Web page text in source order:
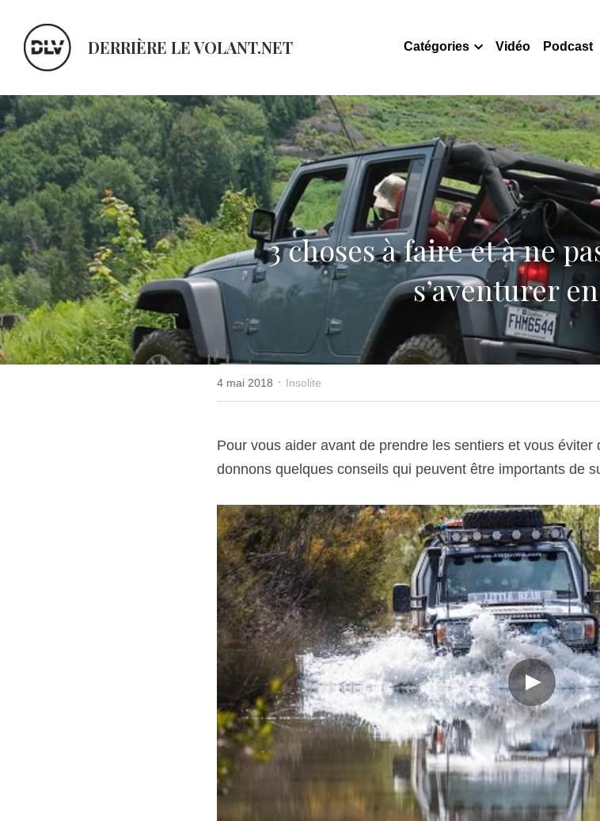
DERRIÈRE LE VOLANT.NET Catégories Vidéo Podcast
3 choses à faire et à ne
s’aventurer
4 mai 2018 · Insolite
Pour vous aider avant de prendre les sentiers et vous
donnons quelques conseils qui peuvent être importants de